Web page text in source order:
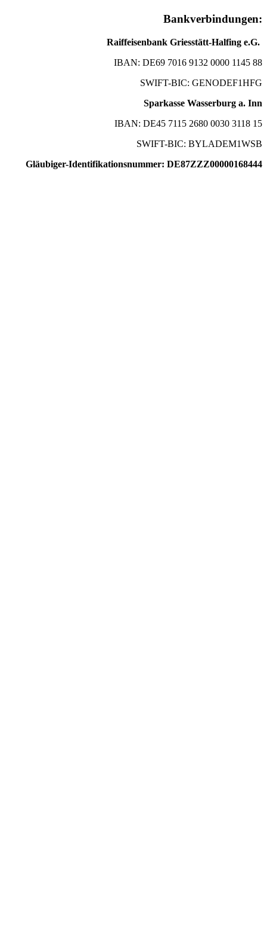
Bankverbindungen:
Raiffeisenbank Griesstätt-Halfing e.G.
IBAN: DE69 7016 9132 0000 1145 88
SWIFT-BIC: GENODEF1HFG
Sparkasse Wasserburg a. Inn
IBAN: DE45 7115 2680 0030 3118 15
SWIFT-BIC: BYLADEM1WSB
Gläubiger-Identifikationsnummer: DE87ZZZ00000168444